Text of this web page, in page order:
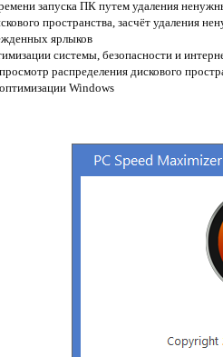
запуска ПК путем удаления
пространства, засчёт удаления
ярлыков
системы, безопасности и
распределения дискового
Windows